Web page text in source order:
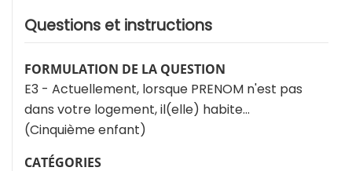
Questions et instructions
FORMULATION DE LA QUESTION
E3 - Actuellement, lorsque PRENOM n'est pas
dans votre logement, il(elle) habite…
(Cinquième enfant)
CATÉGORIES